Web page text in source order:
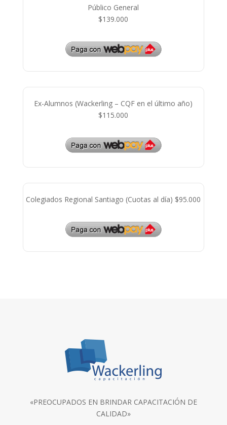
Público General
$139.000
Ex-Alumnos (Wackerling – CQF en el último año)
$115.000
Colegiados Regional Santiago (Cuotas al día) $95.000
«PREOCUPADOS EN BRINDAR CAPACITACIÓN DE
CALIDAD»